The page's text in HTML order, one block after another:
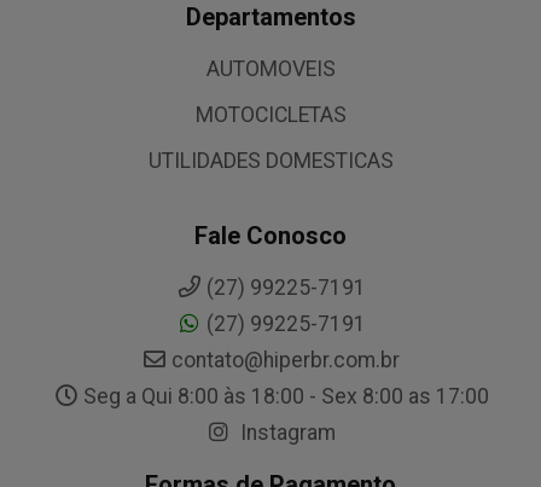
Departamentos
AUTOMOVEIS
MOTOCICLETAS
UTILIDADES DOMESTICAS
Fale Conosco
(27) 99225-7191
(27) 99225-7191
contato@hiperbr.com.br
Seg a Qui 8:00 às 18:00 - Sex 8:00 as 17:00
Instagram